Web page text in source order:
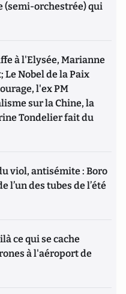
(semi-orchestrée) qui
à l'Elysée, Marianne
Le Nobel de la Paix
l'ex PM
sur la Chine, la
Tondelier fait du
viol, antisémite : Boro
l’un des tubes de l’été
ce qui se cache
à l'aéroport de